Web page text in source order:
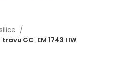
GC-EM 1743 HW